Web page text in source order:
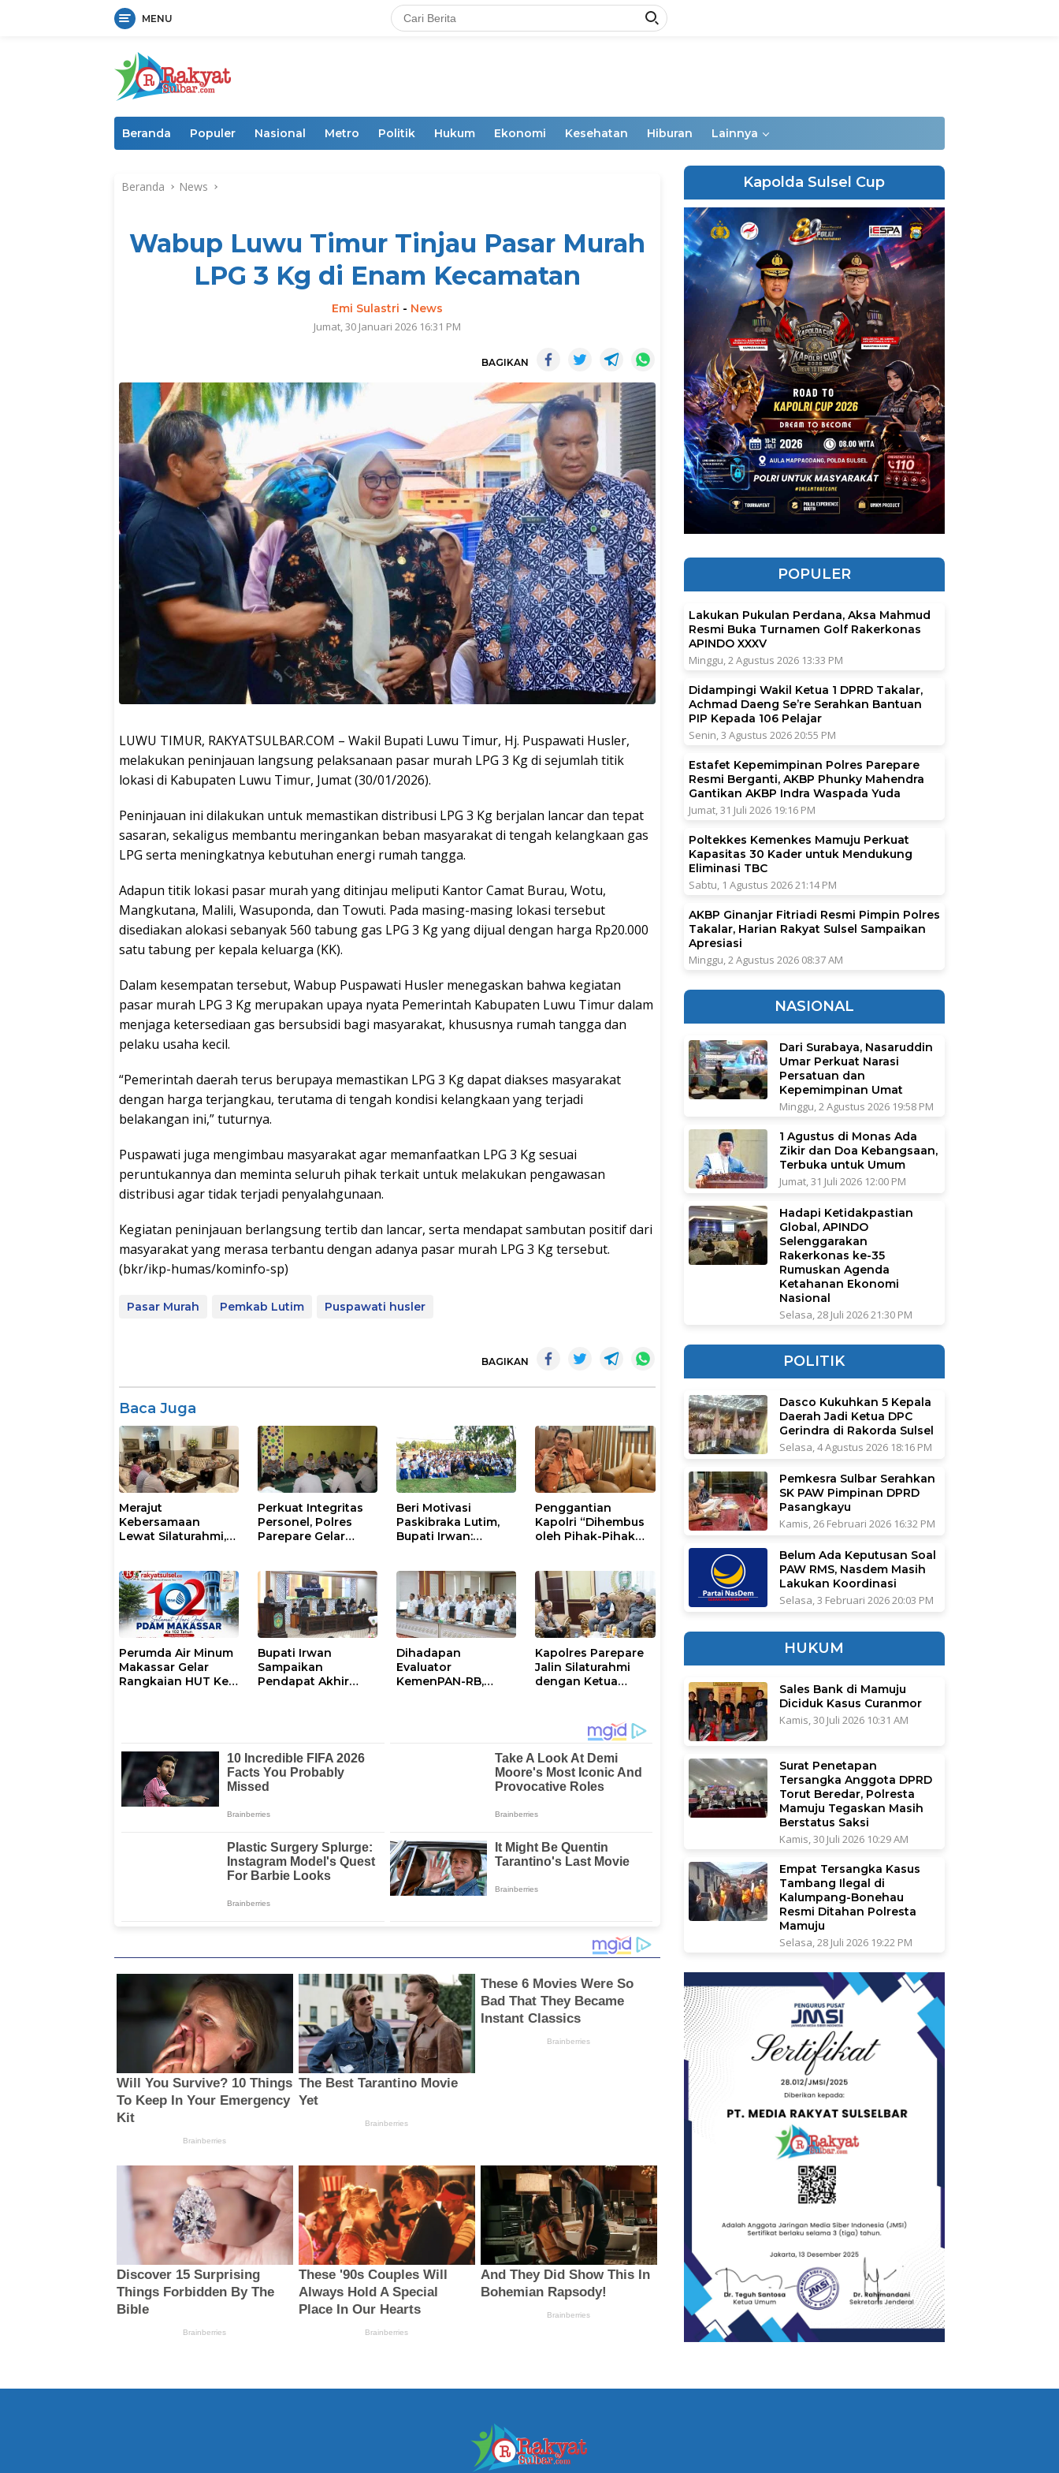
MENU
Beranda Populer Nasional Metro Politik Hukum Ekonomi Kesehatan Hiburan Lainnya
Beranda News
Wabup Luwu Timur Tinjau Pasar Murah
LPG 3 Kg di Enam Kecamatan
Emi Sulastri - News
Jumat, 30 Januari 2026 16:31 PM
BAGIKAN
LUWU TIMUR, RAKYATSULBAR.COM – Wakil Bupati Luwu Timur, Hj. Puspawati Husler,
melakukan peninjauan langsung pelaksanaan pasar murah LPG 3 Kg di sejumlah titik
lokasi di Kabupaten Luwu Timur, Jumat (30/01/2026).
Peninjauan ini dilakukan untuk memastikan distribusi LPG 3 Kg berjalan lancar dan tepat
sasaran, sekaligus membantu meringankan beban masyarakat di tengah kelangkaan gas
LPG serta meningkatnya kebutuhan energi rumah tangga.
Adapun titik lokasi pasar murah yang ditinjau meliputi Kantor Camat Burau, Wotu,
Mangkutana, Malili, Wasuponda, dan Towuti. Pada masing-masing lokasi tersebut
disediakan alokasi sebanyak 560 tabung gas LPG 3 Kg yang dijual dengan harga Rp20.000
satu tabung per kepala keluarga (KK).
Dalam kesempatan tersebut, Wabup Puspawati Husler menegaskan bahwa kegiatan
pasar murah LPG 3 Kg merupakan upaya nyata Pemerintah Kabupaten Luwu Timur dalam
menjaga ketersediaan gas bersubsidi bagi masyarakat, khususnya rumah tangga dan
pelaku usaha kecil.
“Pemerintah daerah terus berupaya memastikan LPG 3 Kg dapat diakses masyarakat
dengan harga terjangkau, terutama di tengah kondisi kelangkaan yang terjadi
belakangan ini,” tuturnya.
Puspawati juga mengimbau masyarakat agar memanfaatkan LPG 3 Kg sesuai
peruntukannya dan meminta seluruh pihak terkait untuk melakukan pengawasan
distribusi agar tidak terjadi penyalahgunaan.
Kegiatan peninjauan berlangsung tertib dan lancar, serta mendapat sambutan positif dari
masyarakat yang merasa terbantu dengan adanya pasar murah LPG 3 Kg tersebut.
(bkr/ikp-humas/kominfo-sp)
Pasar Murah Pemkab Lutim Puspawati husler
BAGIKAN
Baca Juga
Merajut
Kebersamaan
Lewat Silaturahmi,
dengan Tokoh
Masyarakat
Perkuat Integritas
Personel, Polres
Parepare Gelar
Beri Motivasi
Paskibraka Lutim,
Bupati Irwan:
Perhatian
Penggantian
Kapolri “Dihembus
oleh Pihak-Pihak
Perumda Air Minum
Makassar Gelar
Rangkaian HUT Ke-
Bupati Irwan
Sampaikan
Pendapat Akhir
Dihadapan
Evaluator
KemenPAN-RB,
Kapolres Parepare
Jalin Silaturahmi
dengan Ketua
Kamtibmas
Kapolda Sulsel Cup
POPULER
Lakukan Pukulan Perdana, Aksa Mahmud
Resmi Buka Turnamen Golf Rakerkonas
APINDO XXXV
Minggu, 2 Agustus 2026 13:33 PM
Didampingi Wakil Ketua 1 DPRD Takalar,
Achmad Daeng Se’re Serahkan Bantuan
PIP Kepada 106 Pelajar
Senin, 3 Agustus 2026 20:55 PM
Estafet Kepemimpinan Polres Parepare
Resmi Berganti, AKBP Phunky Mahendra
Gantikan AKBP Indra Waspada Yuda
Jumat, 31 Juli 2026 19:16 PM
Poltekkes Kemenkes Mamuju Perkuat
Kapasitas 30 Kader untuk Mendukung
Eliminasi TBC
Sabtu, 1 Agustus 2026 21:14 PM
AKBP Ginanjar Fitriadi Resmi Pimpin Polres
Takalar, Harian Rakyat Sulsel Sampaikan
Apresiasi
Minggu, 2 Agustus 2026 08:37 AM
NASIONAL
Dari Surabaya, Nasaruddin
Umar Perkuat Narasi
Persatuan dan
Kepemimpinan Umat
Minggu, 2 Agustus 2026 19:58 PM
1 Agustus di Monas Ada
Zikir dan Doa Kebangsaan,
Terbuka untuk Umum
Jumat, 31 Juli 2026 12:00 PM
Hadapi Ketidakpastian
Global, APINDO
Selenggarakan
Rakerkonas ke-35
Rumuskan Agenda
Ketahanan Ekonomi
Nasional
Selasa, 28 Juli 2026 21:30 PM
POLITIK
Dasco Kukuhkan 5 Kepala
Daerah Jadi Ketua DPC
Gerindra di Rakorda Sulsel
Selasa, 4 Agustus 2026 18:16 PM
Pemkesra Sulbar Serahkan
SK PAW Pimpinan DPRD
Pasangkayu
Kamis, 26 Februari 2026 16:32 PM
Belum Ada Keputusan Soal
PAW RMS, Nasdem Masih
Lakukan Koordinasi
Selasa, 3 Februari 2026 20:03 PM
HUKUM
Sales Bank di Mamuju
Diciduk Kasus Curanmor
Kamis, 30 Juli 2026 10:31 AM
Surat Penetapan
Tersangka Anggota DPRD
Torut Beredar, Polresta
Mamuju Tegaskan Masih
Berstatus Saksi
Kamis, 30 Juli 2026 10:29 AM
Empat Tersangka Kasus
Tambang Ilegal di
Kalumpang-Bonehau
Resmi Ditahan Polresta
Mamuju
Selasa, 28 Juli 2026 19:22 PM